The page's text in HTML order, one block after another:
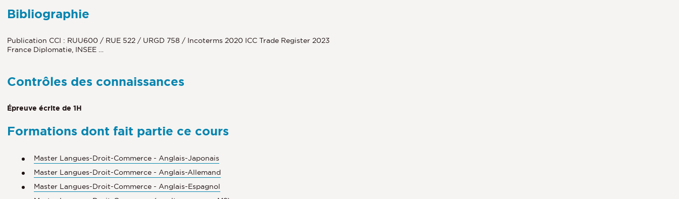
Bibliographie
Publication CCI : RUU600 / RUE 522 / URGD 758 / Incoterms 2020 ICC Trade Register 2023
France Diplomatie, INSEE …
Contrôles des connaissances
Épreuve écrite de 1H
Formations dont fait partie ce cours
Master Langues-Droit-Commerce - Anglais-Japonais
Master Langues-Droit-Commerce - Anglais-Allemand
Master Langues-Droit-Commerce - Anglais-Espagnol